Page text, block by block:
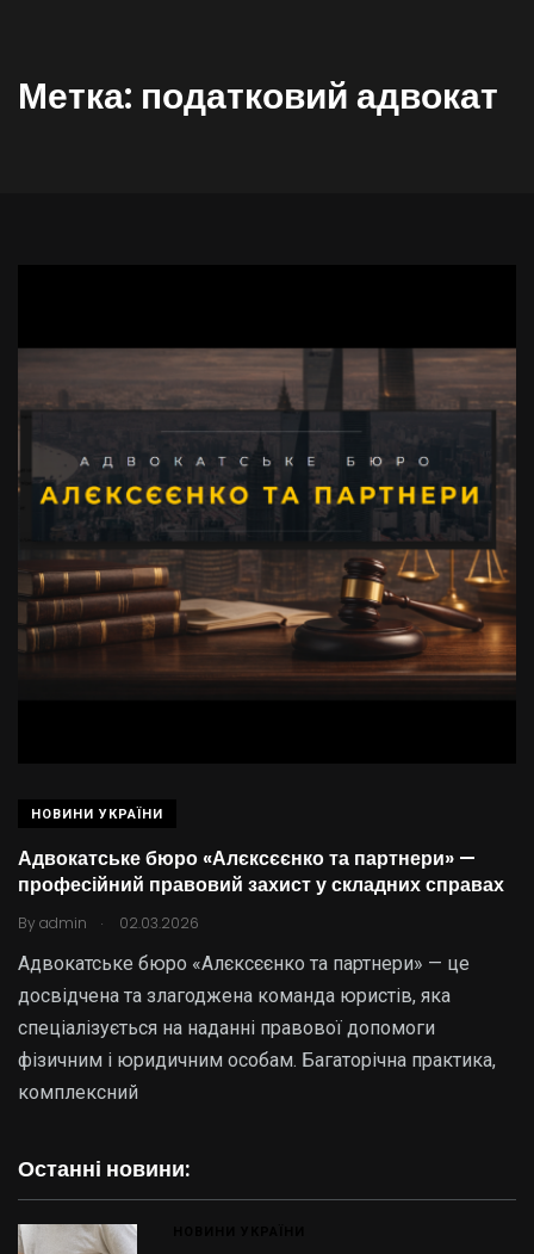
Метка: податковий адвокат
НОВИНИ УКРАЇНИ
Адвокатське бюро «Алєксєєнко та партнери» —
професійний правовий захист у складних справах
By admin . 02.03.2026
Адвокатське бюро «Алєксєєнко та партнери» — це
досвідчена та злагоджена команда юристів, яка
спеціалізується на наданні правової допомоги
фізичним і юридичним особам. Багаторічна практика,
комплексний
Останні новини: